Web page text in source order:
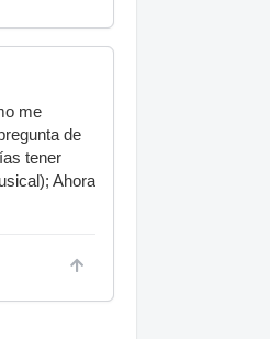
me
de
tener
Ahora